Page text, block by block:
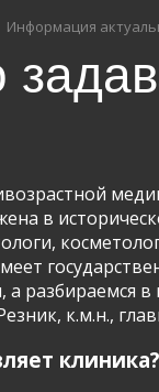
Информация
в
разбираемся
к.м.н.,
клиника?